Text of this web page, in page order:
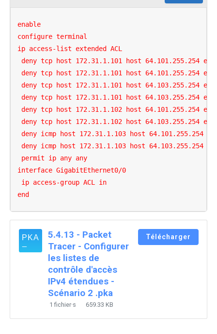
enable
configure terminal
ip access-list extended ACL
deny tcp host 172.31.1.101 host 64.101.255.254 eq
deny tcp host 172.31.1.101 host 64.101.255.254 eq
deny tcp host 172.31.1.101 host 64.103.255.254 eq
deny tcp host 172.31.1.101 host 64.103.255.254 eq
deny tcp host 172.31.1.102 host 64.101.255.254 eq
deny tcp host 172.31.1.102 host 64.103.255.254 eq
deny icmp host 172.31.1.103 host 64.101.255.254
deny icmp host 172.31.1.103 host 64.103.255.254
permit ip any any
interface GigabitEthernet0/0
ip access-group ACL in
end
5.4.13 - Packet
Tracer - Configurer
les listes de
contrôle d'accès
IPv4 étendues -
Scénario 2 .pka
1 fichier·s 659.33 KB
Télécharger